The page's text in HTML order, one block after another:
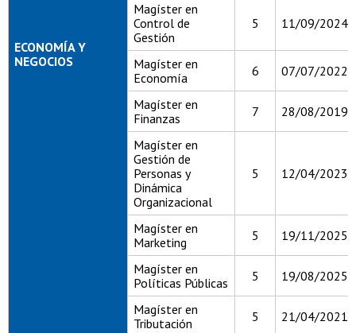
ECONOMÍA Y
NEGOCIOS
Magíster en
Control de
Gestión
5 11/09/2024
Magíster en
Economía
6 07/07/2022
Magíster en
Finanzas
7 28/08/2019
Magíster en
Gestión de
Personas y
Dinámica
Organizacional
5 12/04/2023
Magíster en
Marketing
5 19/11/2025
Magíster en
Políticas Públicas
5 19/08/2025
Magíster en
Tributación
5 21/04/2021